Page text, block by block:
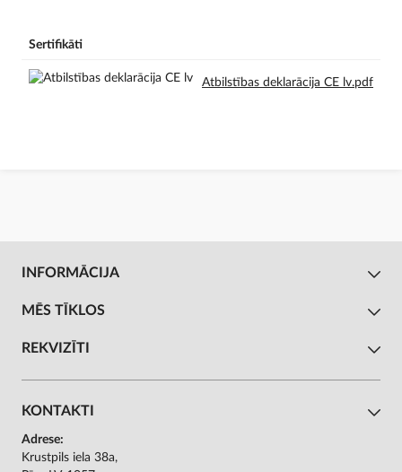
Sertifikāti
Atbilstības deklarācija CE lv.pdf
INFORMĀCIJA
MĒS TĪKLOS
REKVIZĪTI
KONTAKTI
Adrese:
Krustpils iela 38a,